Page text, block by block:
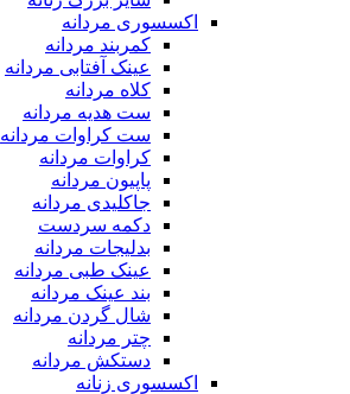
اکسسوری مردانه
کمربند مردانه
عینک آفتابی مردانه
کلاه مردانه
ست هدیه مردانه
ست کراوات مردانه
کراوات مردانه
پاپیون مردانه
جاکلیدی مردانه
دکمه سردست
بدلیجات مردانه
عینک طبی مردانه
بند عینک مردانه
شال گردن مردانه
چتر مردانه
دستکش مردانه
اکسسوری زنانه